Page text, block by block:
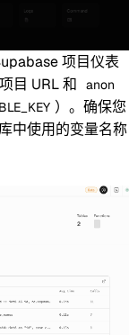
项目仪表
目 URL 和
anon
）。确保您
中使用的变量名称